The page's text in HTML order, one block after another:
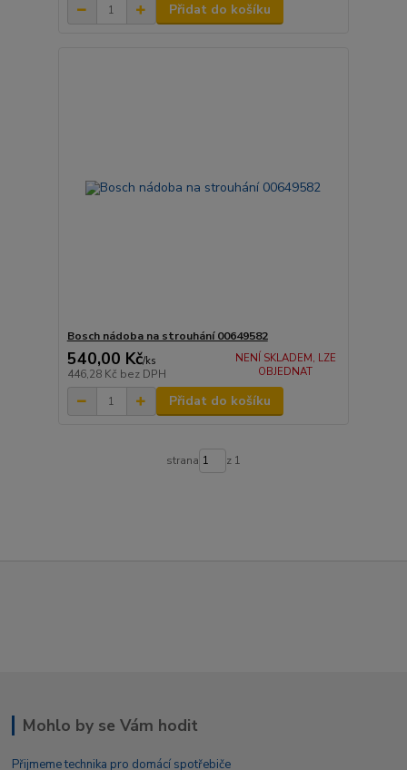
Přidat do košíku
Bosch nádoba na strouhání 00649582
540,00 Kč/ks
446,28 Kč bez DPH
NENÍ SKLADEM, LZE
OBJEDNAT
Přidat do košíku
strana z 1
Mohlo by se Vám hodit
Přijmeme technika pro domácí spotřebiče